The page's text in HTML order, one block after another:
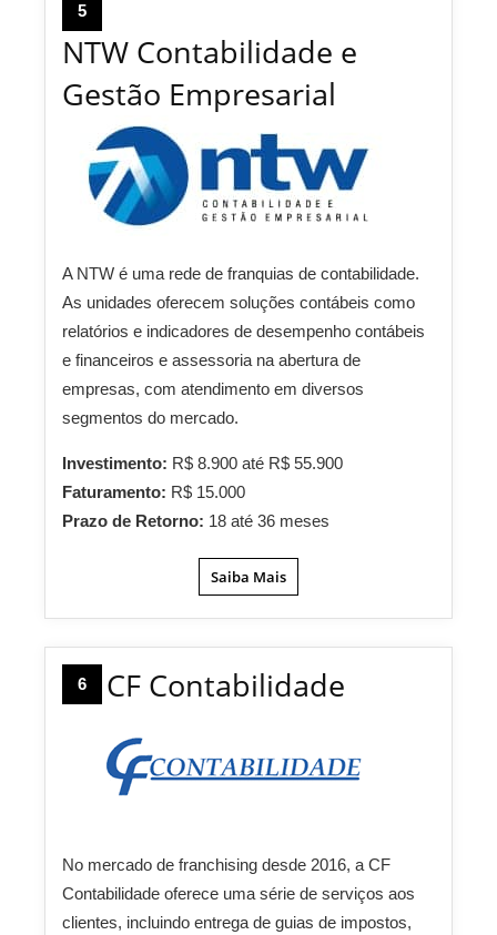
5
NTW Contabilidade e
Gestão Empresarial
A NTW é uma rede de franquias de contabilidade.
As unidades oferecem soluções contábeis como
relatórios e indicadores de desempenho contábeis
e financeiros e assessoria na abertura de
empresas, com atendimento em diversos
segmentos do mercado.
Investimento: R$ 8.900 até R$ 55.900
Faturamento: R$ 15.000
Prazo de Retorno: 18 até 36 meses
Saiba Mais
6 CF Contabilidade
No mercado de franchising desde 2016, a CF
Contabilidade oferece uma série de serviços aos
clientes, incluindo entrega de guias de impostos,